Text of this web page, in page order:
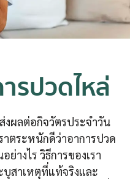
รปวดไหล่
ผลต่อกิจวัตรประจำวัน
าตระหนักดีว่าอาการปวด
างไร วิธีการของเรา
สาเหตุที่แท้จริงและ